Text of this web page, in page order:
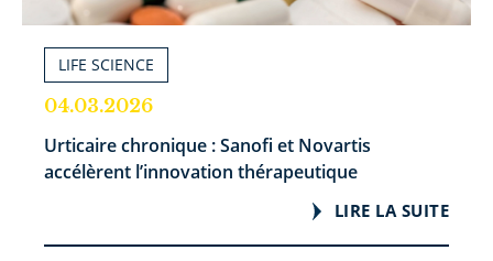
LIFE SCIENCE
04.03.2026
Urticaire chronique : Sanofi et Novartis
accélèrent l’innovation thérapeutique
LIRE LA SUITE